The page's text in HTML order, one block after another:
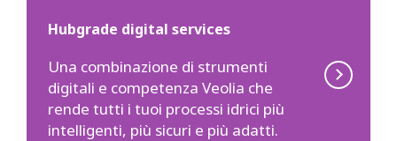
Hubgrade digital services
Una combinazione di strumenti
digitali e competenza Veolia che
rende tutti i tuoi processi idrici più
intelligenti, più sicuri e più adatti.